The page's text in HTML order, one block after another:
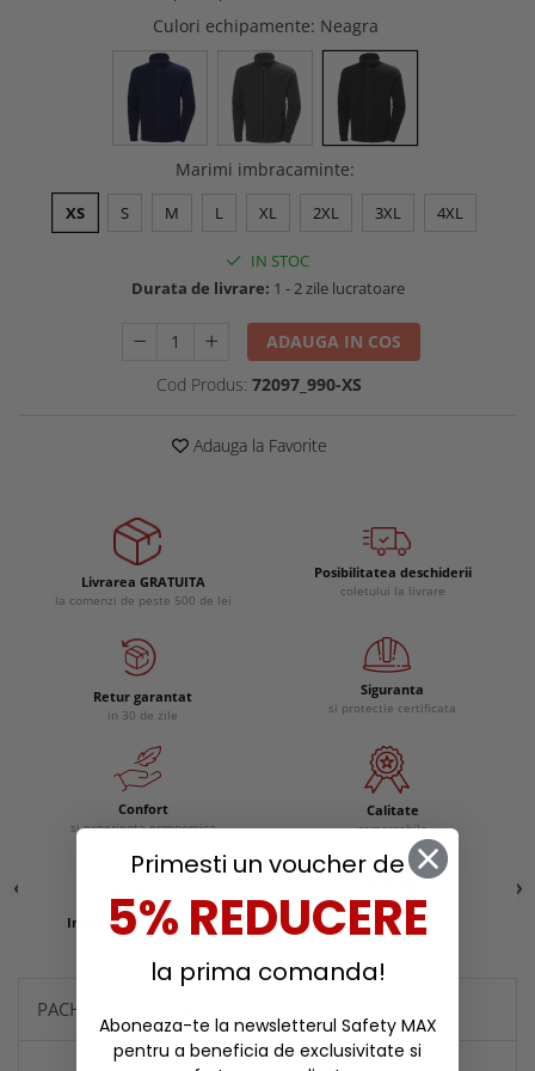
Buzunare externe
Echipamente specializate
Echipamente muncitori ferma
Echipamente veterinari
Echipamente mulgatori
Echipamente trimeri ongloane
Masti protectie
Casti si antifoane protectie
Menghine si preseCulori echipamente: Neagra
Marimi imbracaminte:
XS S M L XL 2XL 3XL 4XL
IN STOC
Durata de livrare: 1 - 2 zile lucratoare
ADAUGA IN COS
Cod Produs: 72097_990-XS
Adauga la Favorite
Livrarea GRATUITA
la comenzi de peste 500 de lei
Posibilitatea deschiderii
coletului la livrare
Retur garantat
in 30 de zile
Siguranta
si protectie certificata
Confort
si experienta ergonomica
Calitate
remarcabila
Incaltaminte protectie Reduceri
PACHETE SI PROMOTII
Primesti un voucher de
5% REDUCERE
la prima comanda!
Aboneaza-te la newsletterul Safety MAX
pentru a beneficia de exclusivitate si